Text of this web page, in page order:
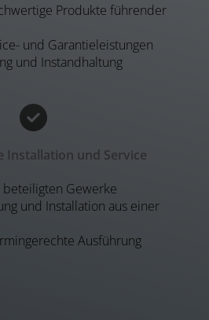
Produkte führender
und Garantieleistungen
und Instandhaltung
Installation und Service
Gewerke
und Installation aus einer
Ausführung